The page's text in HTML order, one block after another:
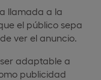
llamada a la
el público sepa
ver el anuncio.
adaptable a
publicidad